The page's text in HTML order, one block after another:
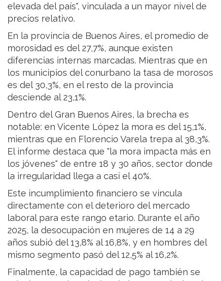
elevada del país", vinculada a un mayor nivel de
precios relativo.
En la provincia de Buenos Aires, el promedio de
morosidad es del 27,7%, aunque existen
diferencias internas marcadas. Mientras que en
los municipios del conurbano la tasa de morosos
es del 30,3%, en el resto de la provincia
desciende al 23,1%.
Dentro del Gran Buenos Aires, la brecha es
notable: en Vicente López la mora es del 15,1%,
mientras que en Florencio Varela trepa al 38,3%.
El informe destaca que "la mora impacta más en
los jóvenes" de entre 18 y 30 años, sector donde
la irregularidad llega a casi el 40%.
Este incumplimiento financiero se vincula
directamente con el deterioro del mercado
laboral para este rango etario. Durante el año
2025, la desocupación en mujeres de 14 a 29
años subió del 13,8% al 16,8%, y en hombres del
mismo segmento pasó del 12,5% al 16,2%.
Finalmente, la capacidad de pago también se